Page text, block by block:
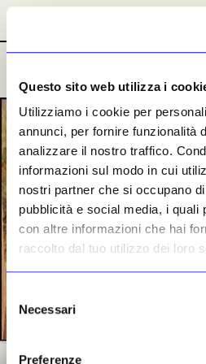
Questo sito web utilizza i
Utilizziamo i cookie per
annunci, per fornire funzionalità
analizzare il nostro traffico.
informazioni sul modo in cui
nostri partner che si occupano
pubblicità e social media, i quali
con altre informazioni che hai
raccolto dal tuo utilizzo dei loro
delNecessari
Preferenze
PREMIUM